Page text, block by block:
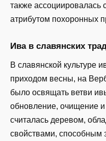
также ассоциировалась
атрибутом похоронных
Ива в славянских
В славянской культуре
приходом весны, на
было освящать ветви
обновление, очищение
считалась деревом,
свойствами, способным